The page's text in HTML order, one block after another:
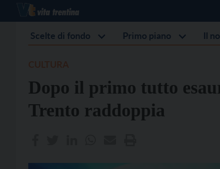
Scelte di fondo Primo piano Il
Dopo il primo tutto
Trento raddoppia